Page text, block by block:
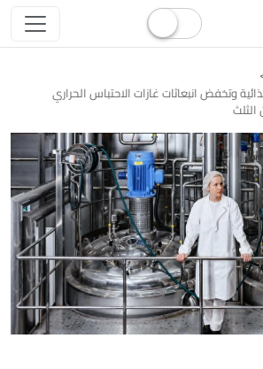
وتخفض انبعاثات غازات الاحتباس الحراري